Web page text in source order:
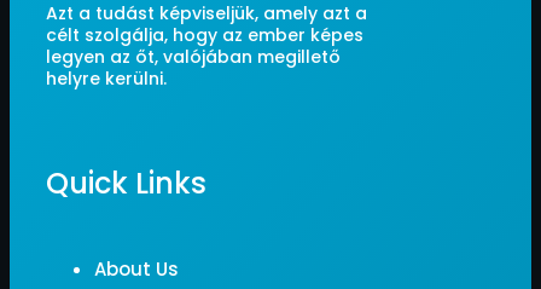
Azt a tudást képviseljük, amely azt a
célt szolgálja, hogy az ember képes
legyen az őt, valójában megillető
helyre kerülni.
Quick Links
About Us